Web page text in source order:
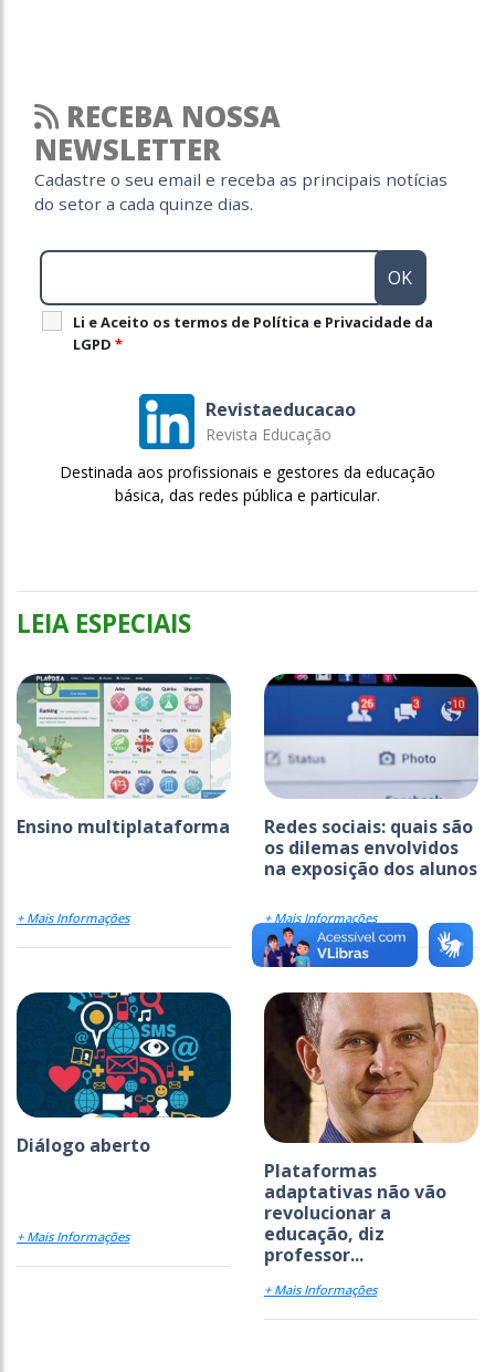
RECEBA NOSSA
NEWSLETTER
Cadastre o seu email e receba as principais notícias
do setor a cada quinze dias.
Li e Aceito os termos de Política e Privacidade da
LGPD *
Revistaeducacao
Revista Educação
Destinada aos profissionais e gestores da educação
básica, das redes pública e particular.
LEIA ESPECIAIS
Ensino multiplataforma
+ Mais Informações
Redes sociais: quais são
os dilemas envolvidos
na exposição dos alunos
+ Mais Informações
Diálogo aberto
+ Mais Informações
Plataformas
adaptativas não vão
revolucionar a
educação, diz
professor...
+ Mais Informações